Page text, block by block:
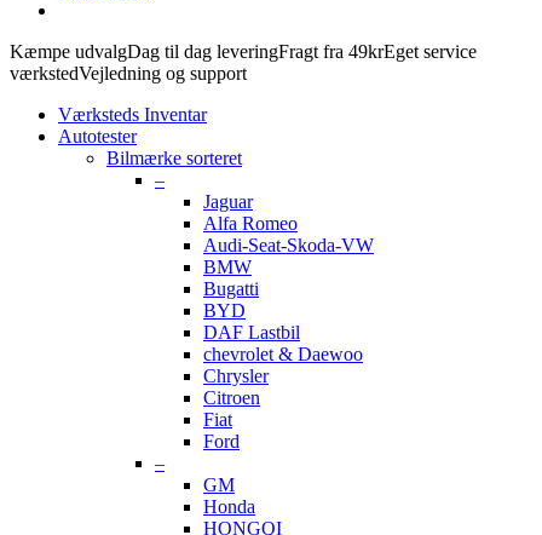
Kæmpe udvalgDag til dag leveringFragt fra 49krEget service
værkstedVejledning og support
Værksteds Inventar
Autotester
Bilmærke sorteret
–
Jaguar
Alfa Romeo
Audi-Seat-Skoda-VW
BMW
Bugatti
BYD
DAF Lastbil
chevrolet & Daewoo
Chrysler
Citroen
Fiat
Ford
–
GM
Honda
HONGQI